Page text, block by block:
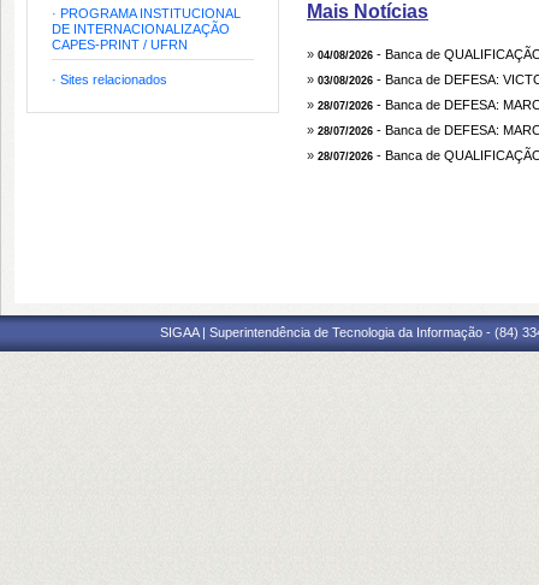
· PROGRAMA INSTITUCIONAL
DE INTERNACIONALIZAÇÃO
CAPES-PRINT / UFRN
· Sites relacionados
Mais Notícias
» 04/08/2026 - Banca de
» 03/08/2026 - Banca de DEFESA:
» 28/07/2026 - Banca de DEFESA:
» 28/07/2026 - Banca de DEFESA:
» 28/07/2026 - Banca de
SIGAA | Superintendência de Tecnologia da Informação - (84)